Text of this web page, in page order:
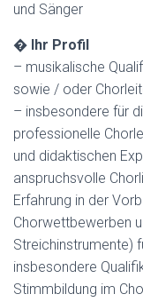
und Sänger
� Ihr Profil
– musikalische
sowie / oder
– insbesondere für
professionelle
und didaktischen
anspruchsvolle
Erfahrung in der
Chorwettbewerben
Streichinstrumente)
insbesondere
Stimmbildung im